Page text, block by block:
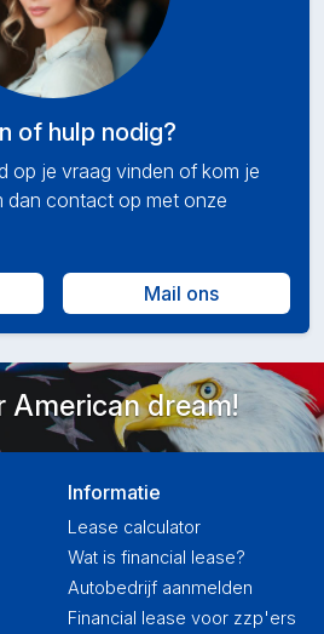
of hulp nodig?
op je vraag vinden of kom je
dan contact op met onze
Mail ons
American dream!
Informatie
Lease calculator
Wat is financial lease?
Autobedrijf aanmelden
Financial lease voor zzp'ers